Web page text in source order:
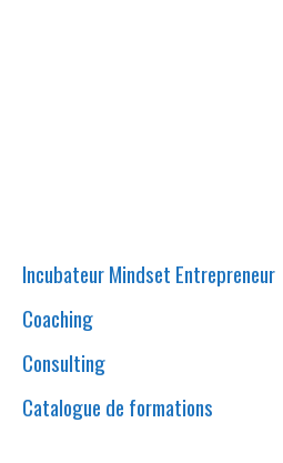
Incubateur Mindset Entrepreneur
Coaching
Consulting
Catalogue de formations